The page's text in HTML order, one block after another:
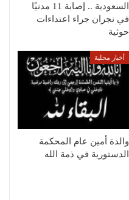
السعودية .. إصابة 11 مدنيًا
في نجران جراء اعتداءات
حوثية
أخبار محلية
والدة أمين عام المحكمة
الدستورية في ذمة الله